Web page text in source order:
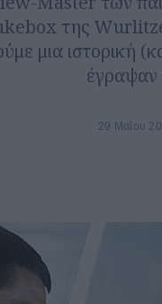
της
μια
έγραψαν
29 Μαΐου